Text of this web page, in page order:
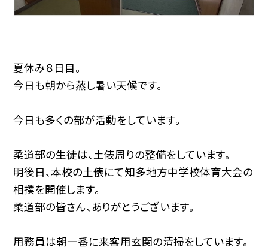
夏休み８日目。
今日も朝から蒸し暑い天候です。
今日も多くの部が活動をしています。
柔道部の生徒は、土俵周りの整備をしています。
明後日、本校の土俵にて知多地方中学校体育大会の
相撲を開催します。
柔道部の皆さん、ありがとうございます。
用務員は朝一番に来客用玄関の清掃をしています。